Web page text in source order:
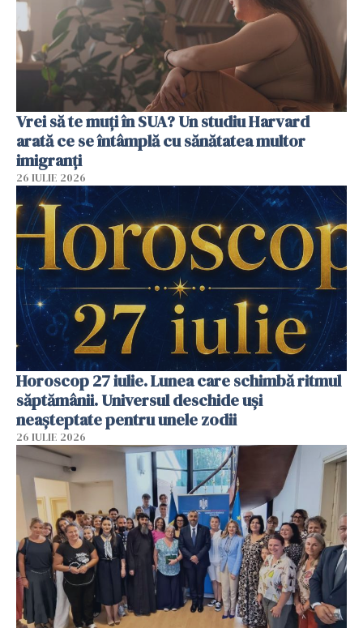
Vrei să te muți în SUA? Un studiu Harvard
arată ce se întâmplă cu sănătatea multor
imigranți
26 IULIE 2026
Horoscop 27 iulie. Lunea care schimbă ritmul
săptămânii. Universul deschide uși
neașteptate pentru unele zodii
26 IULIE 2026